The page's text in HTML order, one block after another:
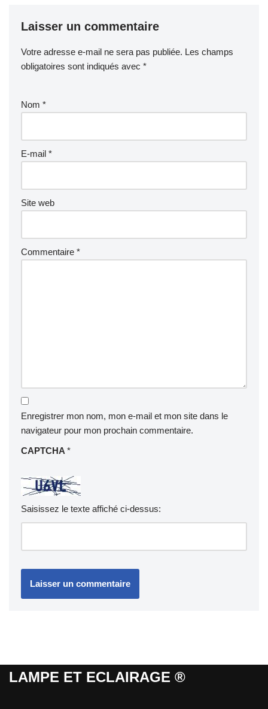
Laisser un commentaire
Votre adresse e-mail ne sera pas publiée. Les champs
obligatoires sont indiqués avec *
Nom *
E-mail *
Site web
Commentaire *
Enregistrer mon nom, mon e-mail et mon site dans le
navigateur pour mon prochain commentaire.
CAPTCHA *
Saisissez le texte affiché ci-dessus:
LAMPE ET ECLAIRAGE ®